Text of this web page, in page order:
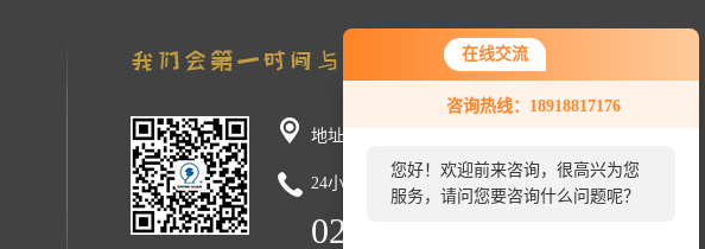
在线交流
咨询热线：18918817176
您好！欢迎前来咨询，很高兴为您
服务，请问您要咨询什么问题呢？
地址：上海市金山区立新村横泾2109号
24小时咨询热线：
021-59754528